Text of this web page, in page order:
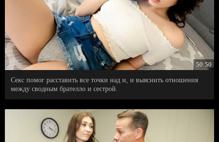
50:50
Секс помог расставить все точки над и, и выяснить отношения
между сводным брателло и сестрой.